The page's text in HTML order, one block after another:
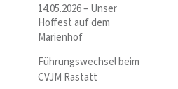
14.05.2026 – Unser
Hoffest auf dem
Marienhof
Führungswechsel beim
CVJM Rastatt